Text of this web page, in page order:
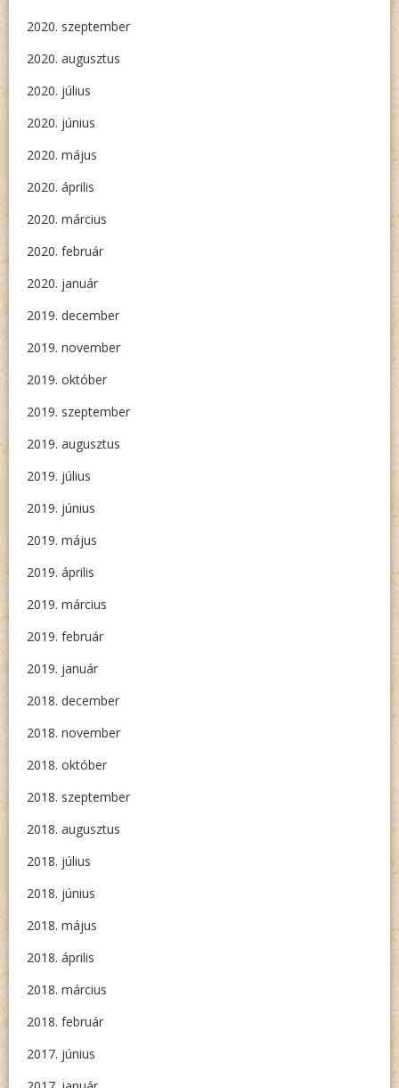
2020. szeptember
2020. augusztus
2020. július
2020. június
2020. május
2020. április
2020. március
2020. február
2020. január
2019. december
2019. november
2019. október
2019. szeptember
2019. augusztus
2019. július
2019. június
2019. május
2019. április
2019. március
2019. február
2019. január
2018. december
2018. november
2018. október
2018. szeptember
2018. augusztus
2018. július
2018. június
2018. május
2018. április
2018. március
2018. február
2017. június